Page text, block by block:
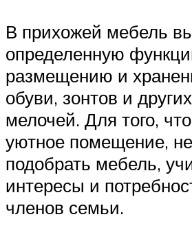
В прихожей мебель
определенную
размещению и
обуви, зонтов и
мелочей. Для того,
уютное помещение,
подобрать мебель,
интересы и
членов семьи.